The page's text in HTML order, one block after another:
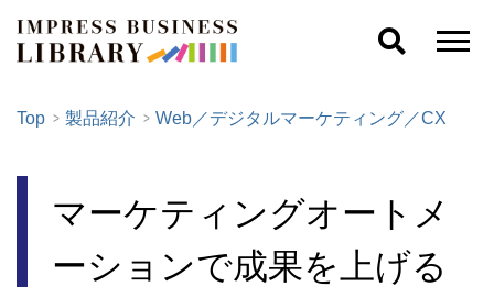
Top 製品紹介 Web／デジタルマーケティング／CX
マーケティングオートメ
ーションで成果を上げる